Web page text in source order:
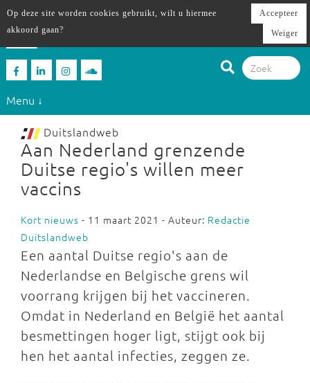
Menu ↓
Duitslandweb
Aan Nederland grenzende
Duitse regio's willen meer
vaccins
Kort nieuws - 11 maart 2021 - Auteur: Redactie
Duitslandweb
Een aantal Duitse regio's aan de
Nederlandse en Belgische grens wil
voorrang krijgen bij het vaccineren.
Omdat in Nederland en België het aantal
besmettingen hoger ligt, stijgt ook bij
hen het aantal infecties, zeggen ze.
Op deze site worden cookies gebruikt, wilt u hiermee
akkoord gaan?
Accepteer
Weiger